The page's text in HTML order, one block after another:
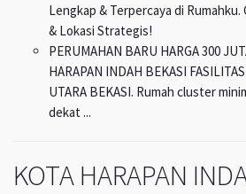
Lengkap & Terpercaya di Rumahku.
& Lokasi Strategis!
PERUMAHAN BARU HARGA 300
HARAPAN INDAH BEKASI
UTARA BEKASI. Rumah cluster
dekat ...
KOTA HARAPAN